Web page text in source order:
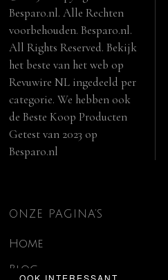
OOK INTERESSANT
Besparo.nl. Alle Rechten
voorbehouden. Besparo.nl.
All Rights Reserved. Bekijk
het beste van het web op
Revuwire NL ingedeeld per
categorie. We hebben ook
deBeste Koop Producten
Getest van 2023 op
Besparo.nl
ONZE PAGINA’S
Home
Blog